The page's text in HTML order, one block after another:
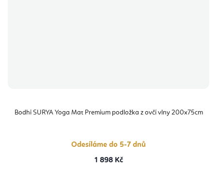
Bodhi SURYA Yoga Mat Premium podložka z ovčí vlny 200x75cm
Odesíláme do 5-7 dnů
1 898 Kč